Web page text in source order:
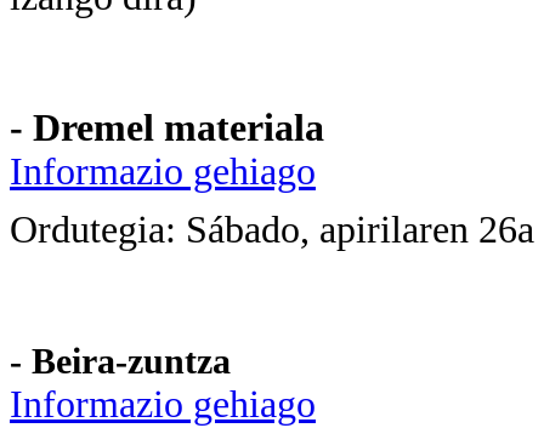
- Dremel materiala
Informazio gehiago
Ordutegia: Sábado, apirilaren
- Beira-zuntza
Informazio gehiago